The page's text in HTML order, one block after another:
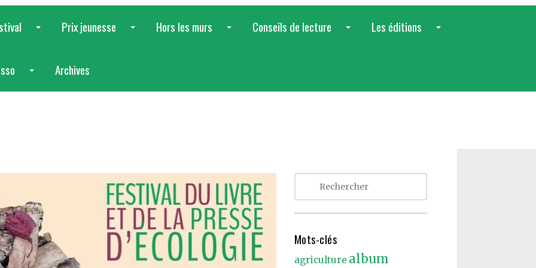
Prix jeunesse
Hors les murs
Conseils de lecture
Les éditions
...
Archives
Mots-clés
agriculture album